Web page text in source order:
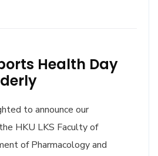
Health Day
to announce our
HKU LKS Faculty of
of Pharmacology and